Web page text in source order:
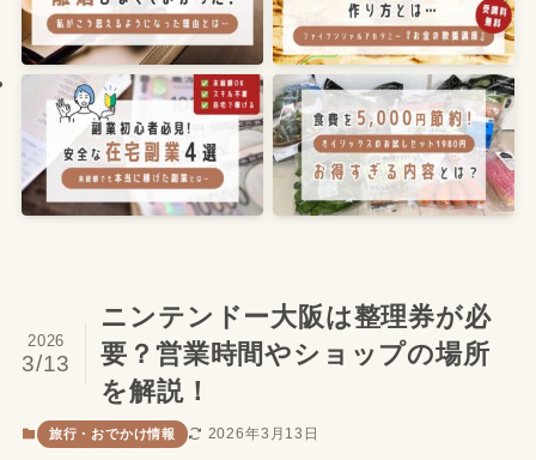
ニンテンドー大阪は整理券が必
要？営業時間やショップの場所
を解説！
2026
3/13
旅行・おでかけ情報 2026年3月13日